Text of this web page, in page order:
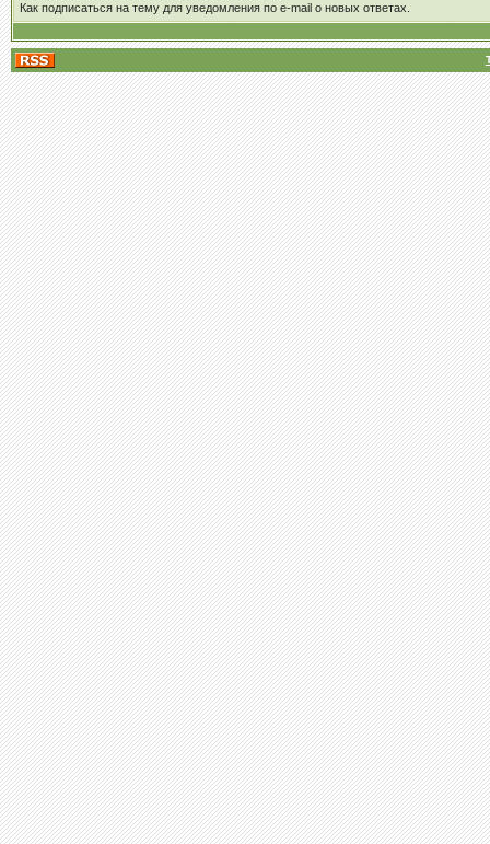
Как подписаться на тему для уведомления по e-mail о новых ответах.